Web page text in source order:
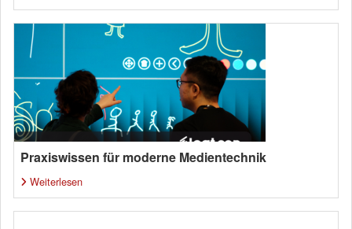
Praxiswissen für moderne Medientechnik
Weiterlesen